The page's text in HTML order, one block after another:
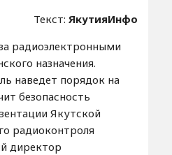
Текст: ЯкутияИнфо
радиоэлектронными
назначения.
наведет порядок на
безопасность
Якутской
радиоконтроля
директор